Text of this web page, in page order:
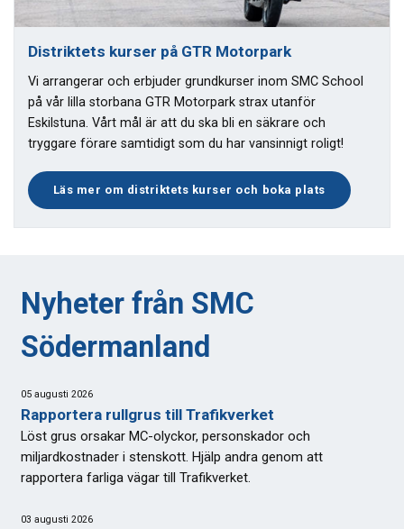
Distriktets kurser på GTR Motorpark
Vi arrangerar och erbjuder grundkurser inom SMC School
på vår lilla storbana GTR Motorpark strax utanför
Eskilstuna. Vårt mål är att du ska bli en säkrare och
tryggare förare samtidigt som du har vansinnigt roligt!
Läs mer om distriktets kurser och boka plats
Nyheter från SMC
Södermanland
05 augusti 2026
Rapportera rullgrus till Trafikverket
Löst grus orsakar MC-olyckor, personskador och
miljardkostnader i stenskott. Hjälp andra genom att
rapportera farliga vägar till Trafikverket.
03 augusti 2026